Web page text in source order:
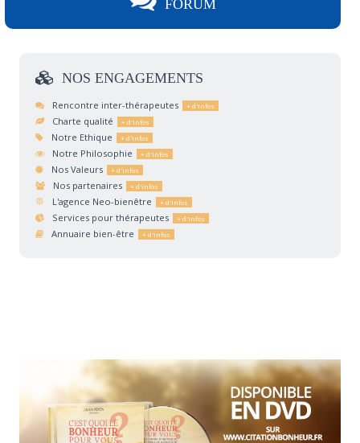
FORUM
NOS ENGAGEMENTS
Rencontre inter-thérapeutes
Charte qualité
Notre Ethique
Notre Philosophie
Nos Valeurs
Nos partenaires
L'agence Neo-bienêtre
Services pour thérapeutes
Annuaire bien-être